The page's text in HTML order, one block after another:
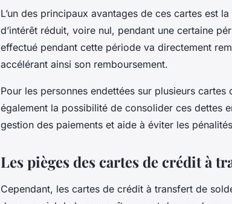
L’un des principaux avantages de ces cartes est
d’intérêt réduit, voire nul, pendant une certaine
effectué pendant cette période va directement
accélérant ainsi son remboursement.
Pour les personnes endettées sur plusieurs
également la possibilité de consolider ces dettes
gestion des paiements et aide à éviter les
Les pièges des cartes de crédit à
Cependant, les cartes de crédit à transfert de